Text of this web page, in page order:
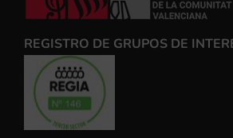
REGISTRO DE GRUPOS DE